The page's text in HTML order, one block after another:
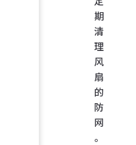
期
清
理
风
扇
的
防
网
。